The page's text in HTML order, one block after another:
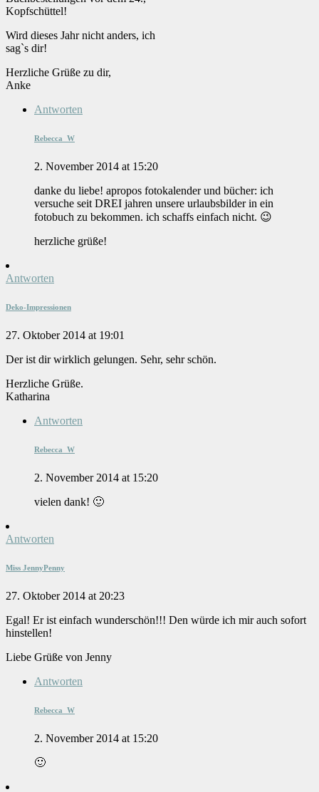
Kopfschüttel!
Wird dieses Jahr nicht anders, ich
sag`s dir!
Herzliche Grüße zu dir,
Anke
Antworten
Rebecca_W
2. November 2014 at 15:20
danke du liebe! apropos fotokalender und bücher: ich
versuche seit DREI jahren unsere urlaubsbilder in ein
fotobuch zu bekommen. ich schaffs einfach nicht. 😉
herzliche grüße!
Antworten
Deko-Impressionen
27. Oktober 2014 at 19:01
Der ist dir wirklich gelungen. Sehr, sehr schön.
Herzliche Grüße.
Katharina
Antworten
Rebecca_W
2. November 2014 at 15:20
vielen dank! 🙂
Antworten
Miss JennyPenny
27. Oktober 2014 at 20:23
Egal! Er ist einfach wunderschön!!! Den würde ich mir auch sofort
hinstellen!
Liebe Grüße von Jenny
Antworten
Rebecca_W
2. November 2014 at 15:20
🙂